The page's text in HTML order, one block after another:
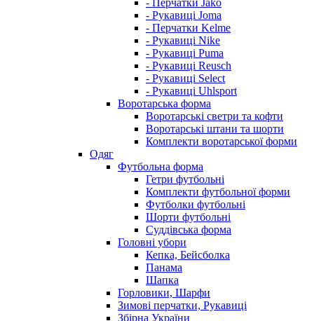
- Перчатки Jako
- Рукавиці Joma
- Перчатки Kelme
- Рукавиці Nike
- Рукавиці Puma
- Рукавиці Reusch
- Рукавиці Select
- Рукавиці Uhlsport
Воротарська форма
Воротарські светри та кофти
Воротарські штани та шорти
Комплекти воротарської форми
Одяг
Футбольна форма
Гетри футбольні
Комплекти футбольної форми
Футболки футбольні
Шорти футбольні
Суддівська форма
Головні убори
Кепка, Бейсболка
Панама
Шапка
Горловики, Шарфи
Зимові перчатки, Рукавиці
Збірна України